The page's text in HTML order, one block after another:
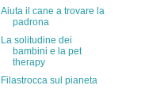
Aiuta il cane a trovare la
padrona
La solitudine dei
bambini e la pet
therapy
Filastrocca sul pianeta